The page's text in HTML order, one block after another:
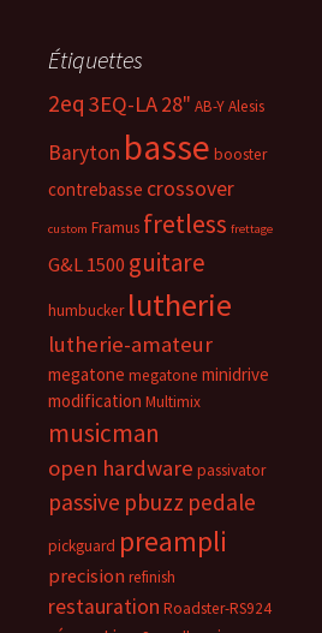
Étiquettes
2eq 3EQ-LA28" AB-YAlesis
Baryton basse booster
contrebasse crossover
custom Framus fretless frettage
G&L 1500 guitare
humbucker lutherie
lutherie-amateur
megatone megatone minidrive
modification Multimix
musicman
open hardware passivator
passive pbuzz pedale
pickguard preampli
precision refinish
restauration Roadster-RS924